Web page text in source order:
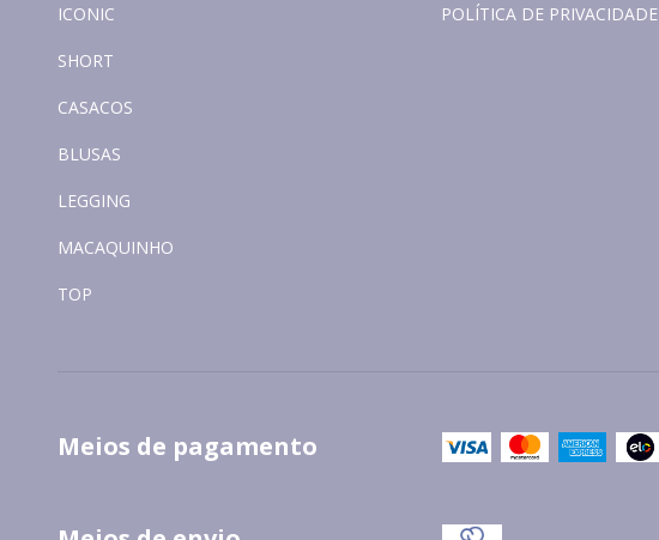
ICONIC
SHORT
CASACOS
BLUSAS
LEGGING
MACAQUINHO
TOP
POLÍTICA DE PRIVACIDADE
Meios de pagamento